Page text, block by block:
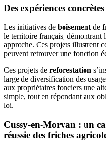
Des expériences
Les initiatives de boisement de
le territoire français, démontrant
approche. Ces projets illustrent
peuvent retrouver une fonction
Ces projets de reforestation
large de diversification des
aux propriétaires fonciers une
simple, tout en répondant aux
loi.
Cussy-en-Morvan : un
réussie des friches